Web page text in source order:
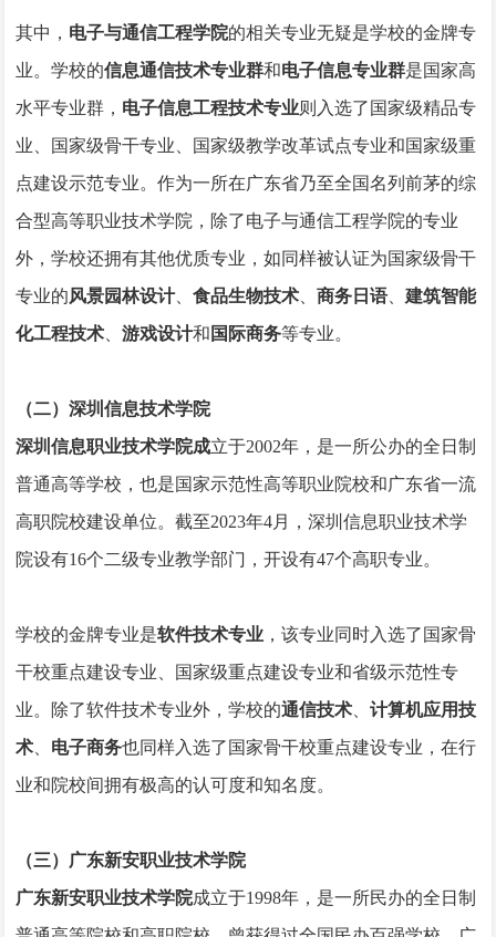
其中， 电子与通信工程学院的相关专业无疑是学校的金牌专
业。学校的信息通信技术专业群和电子信息专业群是国家高
水平专业群， 电子信息工程技术专业则入选了国家级精品专
业、国家级骨干专业、国家级教学改革试点专业和国家级重
点建设示范专业。作为一所在广东省乃至全国名列前茅的综
合型高等职业技术学院，除了电子与通信工程学院的专业
外，学校还拥有其他优质专业，如同样被认证为国家级骨干
专业的风景园林设计、食品生物技术、商务日语、建筑智能
化工程技术、游戏设计和 国际商务等专业。
（二）深圳信息技术学院
深圳信息职业技术学院成立于2002年，是一所公办的全日制
普通高等学校，也是国家示范性高等职业院校和广东省一流
高职院校建设单位。截至2023年4月，深圳信息职业技术学
院设有16个二级专业教学部门，开设有47个高职专业。
学校的金牌专业是软件技术专业 ，该专业同时入选了国家骨
干校重点建设专业、国家级重点建设专业和省级示范性专
业。除了软件技术专业外，学校的通信技术、计算机应用技
术、 电子商务也同样入选了国家骨干校重点建设专业，在行
业和院校间拥有极高的认可度和知名度。
（三）广东新安职业技术学院
广东新安职业技术学院成立于1998年，是一所民办的全日制